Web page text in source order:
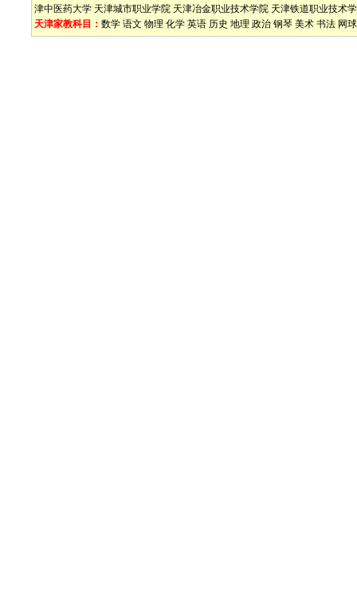
津中医药大学 天津城市职业学院 天津冶金职业技术学院 天津铁道职业技术
天津家教科目： 数学 语文 物理 化学 英语 历史 地理 政治 钢琴 美术 书法 网球